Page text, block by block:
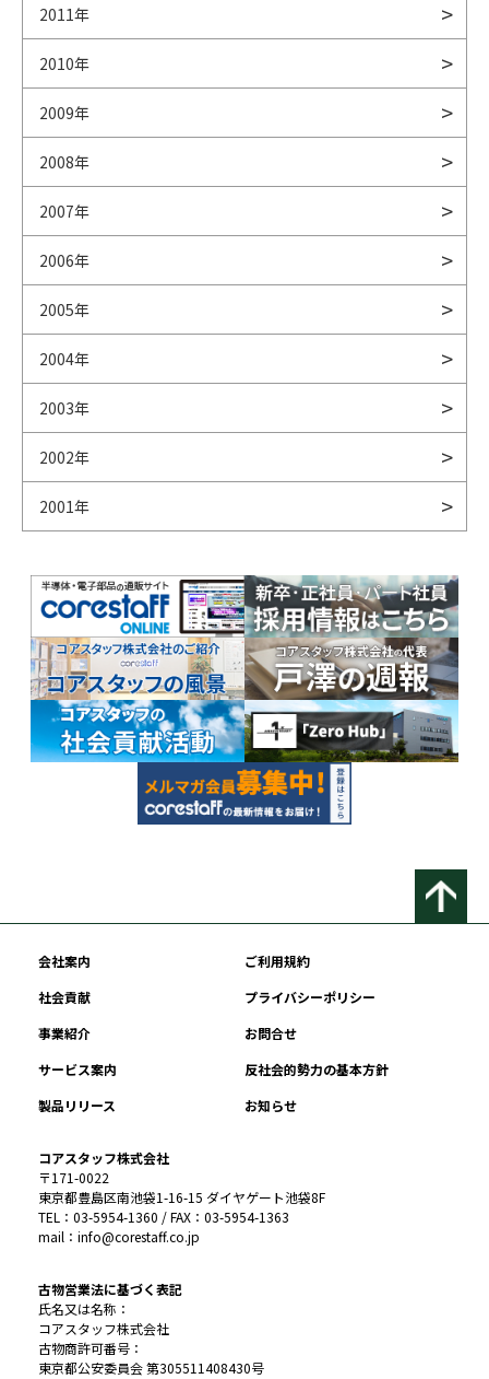
2011年
2010年
2009年
2008年
2007年
2006年
2005年
2004年
2003年
2002年
2001年
会社案内
ご利用規約
社会貢献
プライバシーポリシー
事業紹介
お問合せ
サービス案内
反社会的勢力の基本方針
製品リリース
お知らせ
コアスタッフ株式会社
〒171-0022
東京都豊島区南池袋1-16-15 ダイヤゲート池袋8F
TEL：03-5954-1360 / FAX：03-5954-1363
mail：info@corestaff.co.jp
古物営業法に基づく表記
氏名又は名称：
コアスタッフ株式会社
古物商許可番号：
東京都公安委員会 第305511408430号